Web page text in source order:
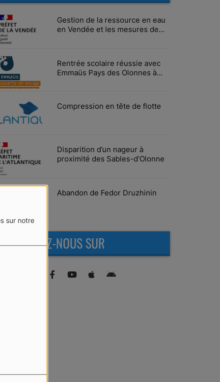
sur notre
Gestion de la ressource en eau
en Vendée et les mesures de
Rentrée scolaire réussie avec
Emmaüs Pays des Olonnes à
Compression en tête de flotte
Disparition d’un nageur à
proximité des Sables-d’Olonne
Abandon de Fedor Druzhinin
NOUS SUR